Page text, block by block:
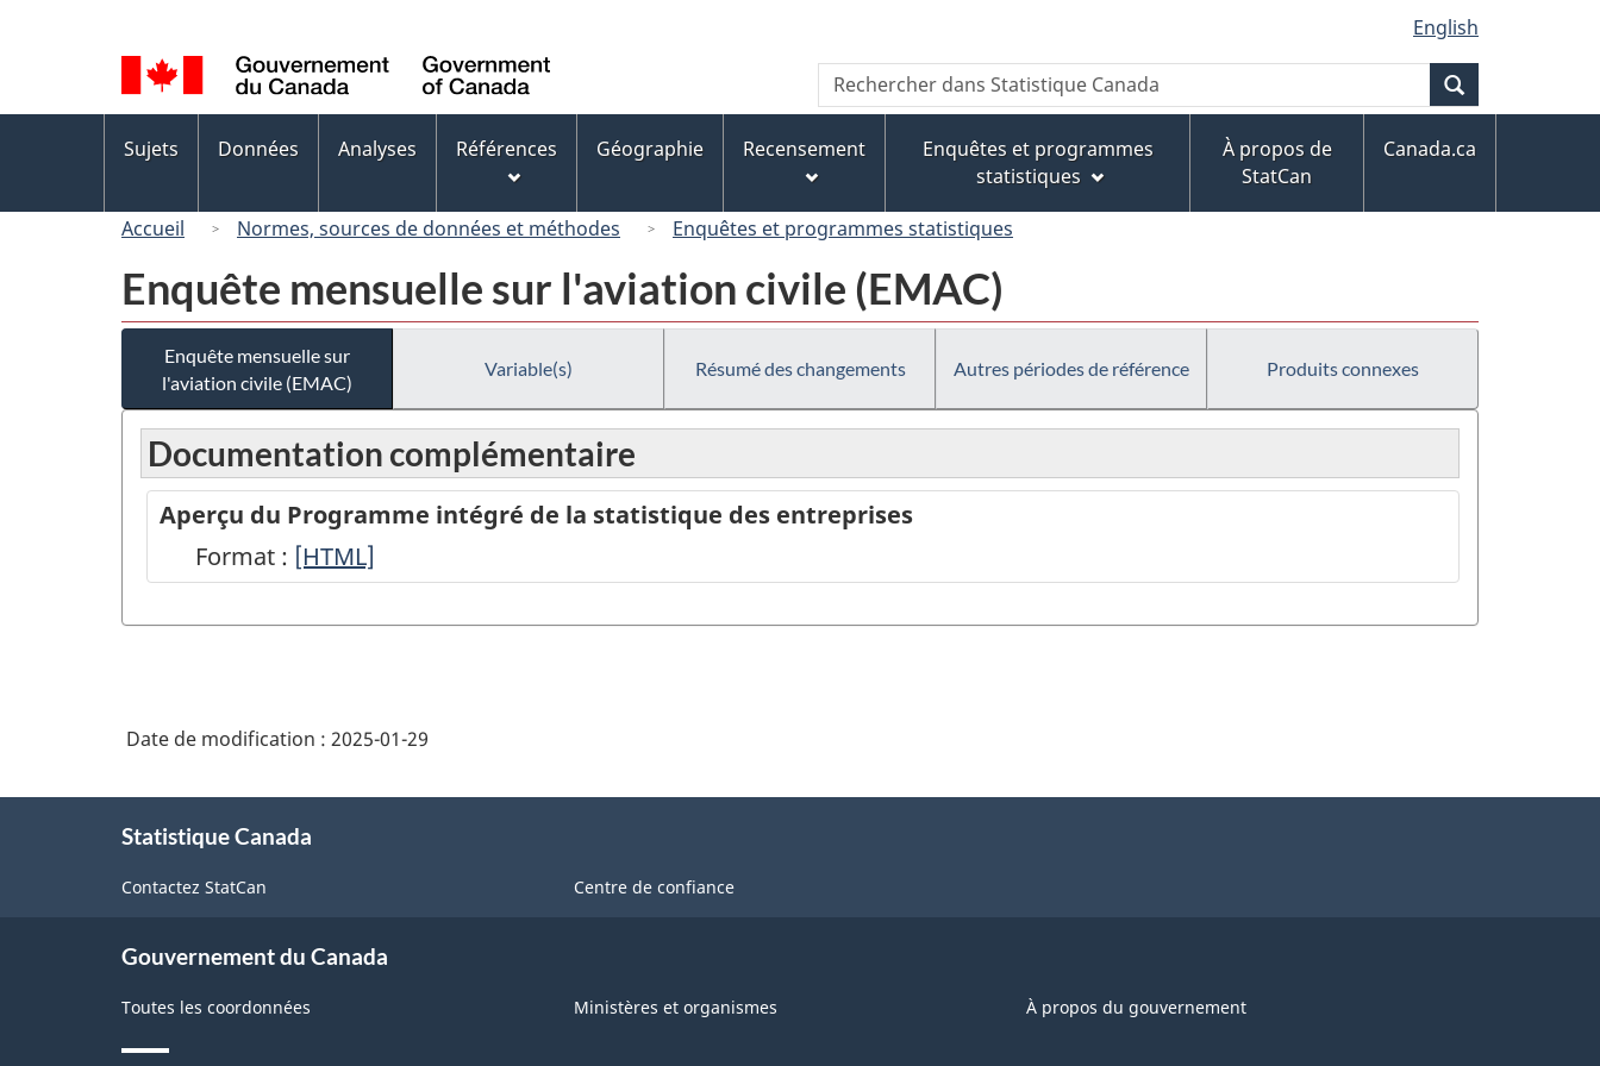
au
contenu
principal
« À
propos
de
ce
version
HTML
simplifiée
de
la
langue
English
Canada
Recherche
Rechercher
dans
Canada
des
Sujets Données Analyses Références Géographie Recensement
Enquêtes et programmes
statistiques
À propos de
StatCan
Canada.ca
Accueil Normes, sources de données et méthodes Enquêtes et programmes statistiques
Enquête mensuelle sur l'aviation civile (EMAC)
Enquête mensuelle sur
l'aviation civile (EMAC)
Variable(s) Résumé des changements Autres périodes de référence Produits connexes
Documentation complémentaire
Aperçu du Programme intégré de la statistique des entreprises
Format : Aperçu
Programme
la
statistique
des
HTML
[HTML]
Date de modification : 2025-01-29
Statistique Canada
Contactez StatCan Centre de confiance
Gouvernement du Canada
Toutes les coordonnées Ministères et organismes À propos du gouvernement